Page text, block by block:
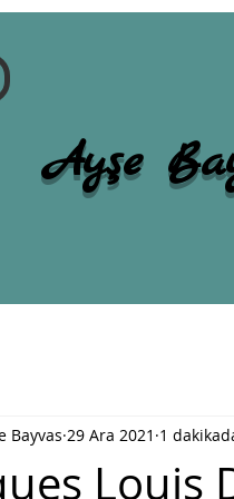
Ayşe
Louis
Bayvas 29 Ara 2021 1